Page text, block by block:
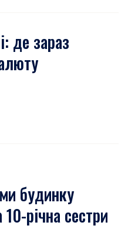
де зараз
будинку
річна сестри